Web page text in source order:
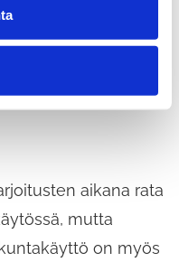
BMX-
tulemalla
ei
aikana rata
mutta
on myös